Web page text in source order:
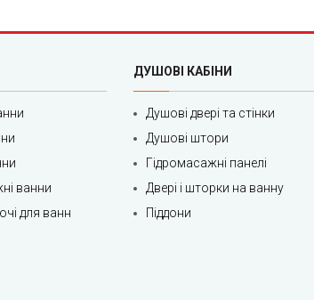
ванни
для ванн
ДУШОВІ КАБІНИ
Душові двері та стінки
Душові штори
Гідромасажні панелі
Двері і шторки на ванну
Піддони